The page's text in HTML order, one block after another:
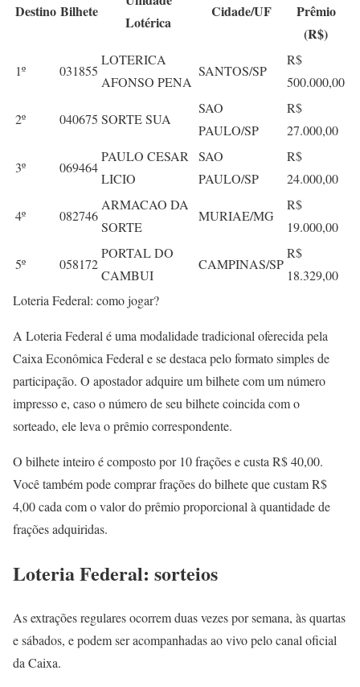
Destino Bilhete
Lotérica
Cidade/UF
Prêmio
(R$)
1º 031855
LOTERICA
AFONSO PENA
SANTOS/SP
R$
500.000,00
2º 040675 SORTE SUA
SAO
PAULO/SP
R$
27.000,00
3º 069464
PAULO CESAR
LICIO
SAO
PAULO/SP
R$
24.000,00
4º 082746
ARMACAO DA
SORTE
MURIAE/MG
R$
19.000,00
5º 058172
PORTAL DO
CAMBUI
CAMPINAS/SP
R$
18.329,00
Loteria Federal: como jogar?
A Loteria Federal é uma modalidade tradicional oferecida pela
Caixa Econômica Federal e se destaca pelo formato simples de
participação. O apostador adquire um bilhete com um número
impresso e, caso o número de seu bilhete coincida com o
sorteado, ele leva o prêmio correspondente.
O bilhete inteiro é composto por 10 frações e custa R$ 40,00.
Você também pode comprar frações do bilhete que custam R$
4,00 cada com o valor do prêmio proporcional à quantidade de
frações adquiridas.
Loteria Federal: sorteios
As extrações regulares ocorrem duas vezes por semana, às quartas
e sábados, e podem ser acompanhadas ao vivo pelo canal oficial
da Caixa.